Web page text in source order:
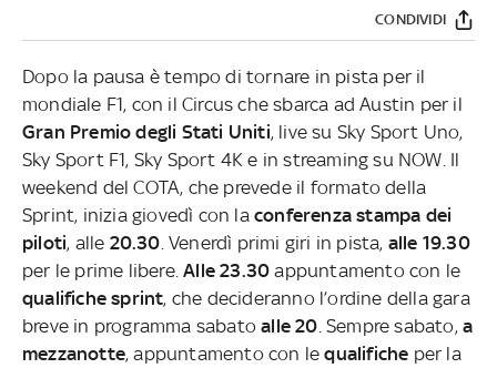
CONDIVIDI
Dopo la pausa è tempo di tornare in pista per il
mondiale F1, con il Circus che sbarca ad Austin per il
Gran Premio degli Stati Uniti, live su Sky Sport Uno,
Sky Sport F1, Sky Sport 4K e in streaming su NOW. Il
weekend del COTA, che prevede il formato della
Sprint, inizia giovedì con la conferenza stampa dei
piloti, alle 20.30 . Venerdì primi giri in pista, alle 19.30
per le prime libere.Alle 23.30 appuntamento con le
qualifiche sprint, che decideranno l’ordine della gara
breve in programma sabatoalle 20 . Sempre sabato,a
mezzanotte, appuntamento con lequalifiche per la